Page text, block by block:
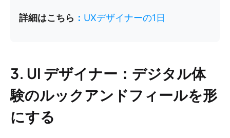
詳細はこちら ： UXデザイナーの1日
3. UI デザイナー：デジタル体
験のルックアンドフィールを形
にする